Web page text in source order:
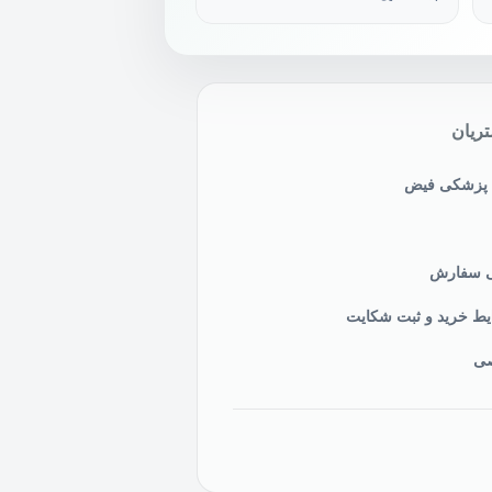
پزشکی فیض
سفارش
خرید و ثبت شکایت